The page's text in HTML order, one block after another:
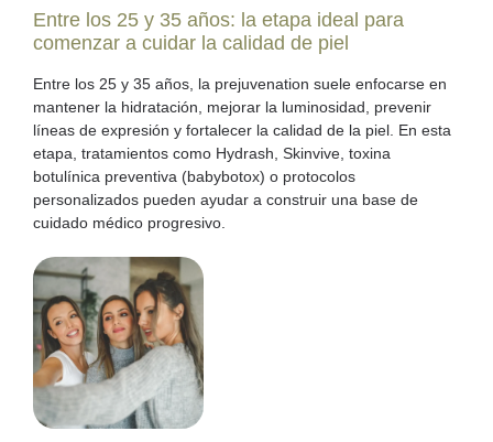
Entre los 25 y 35 años: la etapa ideal para
comenzar a cuidar la calidad de piel
Entre los 25 y 35 años, la prejuvenation suele enfocarse en
mantener la hidratación, mejorar la luminosidad, prevenir
líneas de expresión y fortalecer la calidad de la piel. En esta
etapa, tratamientos como Hydrash, Skinvive, toxina
botulínica preventiva (babybotox) o protocolos
personalizados pueden ayudar a construir una base de
cuidado médico progresivo.